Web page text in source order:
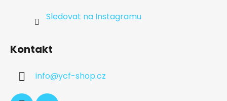
Sledovat na Instagramu
Kontakt
info@ycf-shop.cz